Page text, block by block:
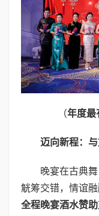
（年度最
迈向新程：
晚宴在古典
觥筹交错，情谊
全程晚宴酒水赞助